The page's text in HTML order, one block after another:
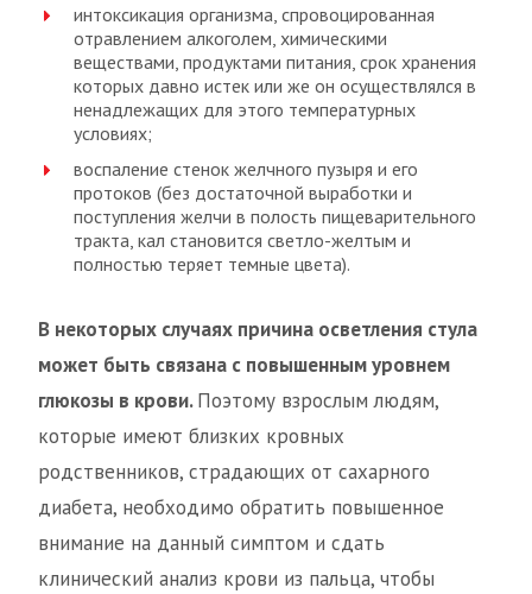
интоксикация организма, спровоцированная
отравлением алкоголем, химическими
веществами, продуктами питания, срок хранения
которых давно истек или же он осуществлялся в
ненадлежащих для этого температурных
условиях;
воспаление стенок желчного пузыря и его
протоков (без достаточной выработки и
поступления желчи в полость пищеварительного
тракта, кал становится светло-желтым и
полностью теряет темные цвета).
В некоторых случаях причина осветления стула
может быть связана с повышенным уровнем
глюкозы в крови.Поэтому взрослым людям,
которые имеют близких кровных
родственников, страдающих от сахарного
диабета, необходимо обратить повышенное
внимание на данный симптом и сдать
клинический анализ крови из пальца, чтобы